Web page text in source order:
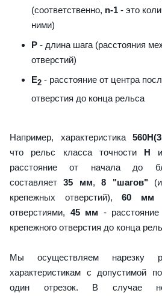
(соответственно, n-1 - это
ними)
P - длина шага (расстояния
отверстий)
E2 - расстояние от центра
отверстия до конца рельса
Например, характеристика
что рельс класса точности H
расстояние от начала до
составляет35 мм,8 "шагов"
крепежных отверстий),60 мм
отверстиями, 45 мм -
крепежного отверстия до конца
Мы осуществляем нарезку
характеристикам с допустимой
один отрезок. В случае